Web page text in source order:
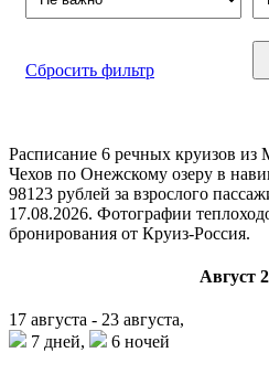
Сбросить фильтр
Расписание 6 речных круизов из
Чехов по Онежскому озеру в
98123 рублей за взрослого
17.08.2026. Фотографии
бронирования от Круиз-Россия.
Август
17 августа - 23 августа,
7 дней,
6 ночей